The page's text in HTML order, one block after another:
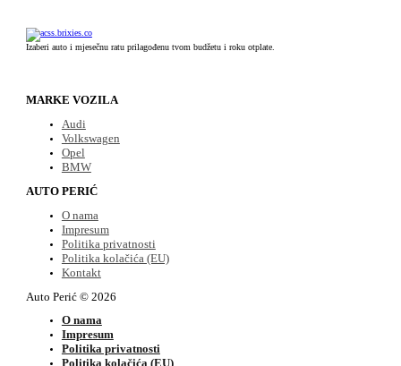
Izaberi auto i mjesečnu ratu prilagođenu tvom budžetu i roku otplate.
MARKE VOZILA
Audi
Volkswagen
Opel
BMW
AUTO PERIĆ
O nama
Impresum
Politika privatnosti
Politika kolačića (EU)
Kontakt
Auto Perić © 2026
O nama
Impresum
Politika privatnosti
Politika kolačića (EU)